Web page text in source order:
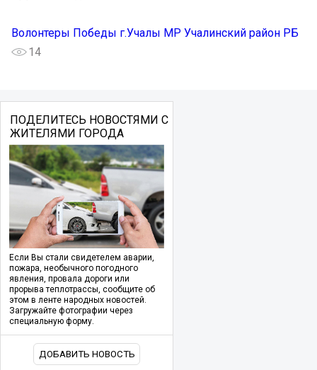
Волонтеры Победы г.Учалы МР Учалинский район РБ
14
ПОДЕЛИТЕСЬ НОВОСТЯМИ С
ЖИТЕЛЯМИ ГОРОДА
Если Вы стали свидетелем аварии,
пожара, необычного погодного
явления, провала дороги или
прорыва теплотрассы, сообщите об
этом в ленте народных новостей.
Загружайте фотографии через
специальную форму.
ДОБАВИТЬ НОВОСТЬ